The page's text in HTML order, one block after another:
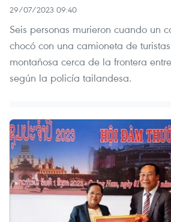
29/07/2023 09:40
Seis personas murieron cuando un
chocó con una camioneta de
montañosa cerca de la frontera
según la policía tailandesa.